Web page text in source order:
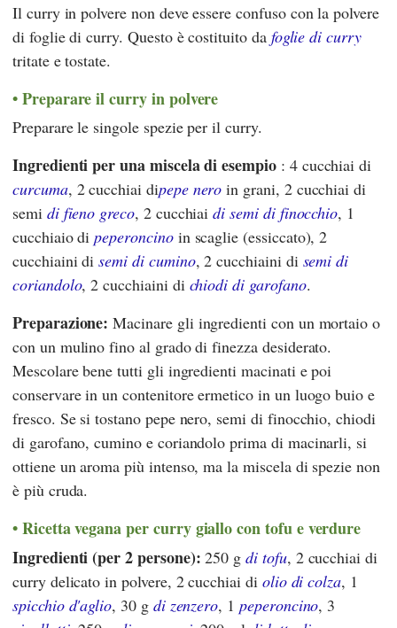
Il curry in polvere non deve essere confuso con la polvere
di foglie di curry. Questo è costituito da foglie di curry
tritate e tostate.
Preparare il curry in polvere
Preparare le singole spezie per il curry.
Ingredienti per una miscela di esempio: 4 cucchiai di
curcuma, 2 cucchiai dipepe nero in grani, 2 cucchiai di
semi di fieno greco, 2 cucchiaidi semi di finocchio, 1
cucchiaio dipeperoncinoin scaglie (essiccato), 2
cucchiaini disemi di cumino, 2 cucchiaini di semi di
coriandolo, 2 cucchiaini di chiodi di garofano.
Preparazione: Macinare gli ingredienti con un mortaio o
con un mulino fino al grado di finezza desiderato.
Mescolare bene tutti gli ingredienti macinati e poi
conservare in un contenitore ermetico in un luogo buio e
fresco. Se si tostano pepe nero, semi di finocchio, chiodi
di garofano, cumino e coriandolo prima di macinarli, si
ottiene un aroma più intenso, ma la miscela di spezie non
è più cruda.
Ricetta vegana per curry giallo con tofu e verdure
Ingredienti (per 2 persone): 250 gdi tofu, 2 cucchiai di
curry delicato in polvere, 2 cucchiai di olio di colza, 1
spicchio d'aglio, 30 g di zenzero, 1peperoncino, 3